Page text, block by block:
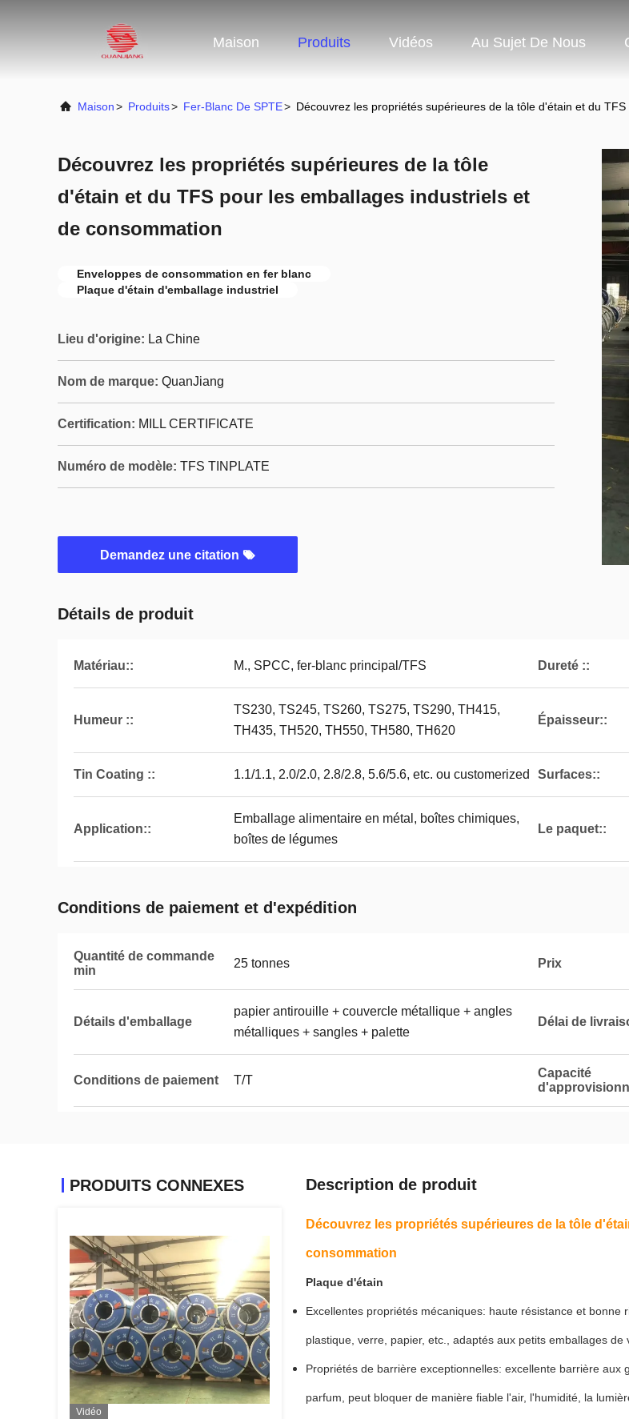
Maison Produits Vidéos Au Sujet De Nous
Maison> Produits> Fer-Blanc De SPTE> Découvrez les propriétés supérieures de la tôle d'étain et du
Découvrez les propriétés supérieures de la tôle
d'étain et du TFS pour les emballages industriels et
de consommation
Enveloppes de consommation en fer blanc
Plaque d'étain d'emballage industriel
Lieu d'origine: La Chine
Nom de marque: QuanJiang
Certification: MILL CERTIFICATE
Numéro de modèle: TFS TINPLATE
Demandez une citation
Détails de produit
Matériau:: M., SPCC, fer-blanc principal/TFS Dureté ::
Humeur ::
TS230, TS245, TS260, TS275, TS290, TH415,
TH435, TH520, TH550, TH580, TH620
Épaisseur::
Tin Coating :: 1.1/1.1, 2.0/2.0, 2.8/2.8, 5.6/5.6, etc. ou customerized Surfaces::
Application::
Emballage alimentaire en métal, boîtes chimiques,
boîtes de légumes
Le paquet::
Conditions de paiement et d'expédition
Quantité de commande
min
25 tonnes Prix
Détails d'emballage
papier antirouille + couvercle métallique + angles
métalliques + sangles + palette
Délai de
Conditions de paiement T/T
Capacité
PRODUITS CONNEXES
Vidéo
Description de produit
Découvrez les propriétés supérieures de la tôle
consommation
Plaque d'étain
Excellentes propriétés mécaniques: haute résistance et
plastique, verre, papier, etc., adaptés aux petits emballages
Propriétés de barrière exceptionnelles: excellente barrière
parfum, peut bloquer de manière fiable l'air, l'humidité, la